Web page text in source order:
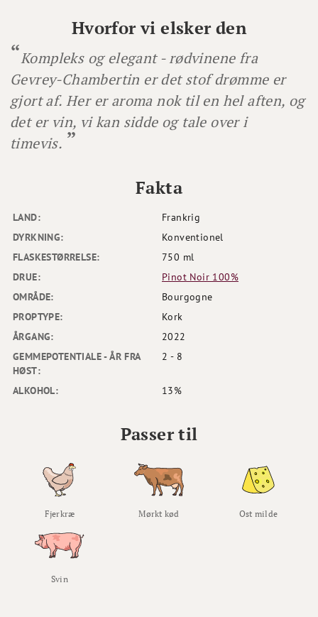
Hvorfor vi elsker den
Kompleks og elegant - rødvinene fra
Gevrey-Chambertin er det stof drømme er
gjort af. Her er aroma nok til en hel aften, og
det er vin, vi kan sidde og tale over i
timevis.
LAND:
Frankrig
DYRKNING:
Konventionel
FLASKESTØRRELSE:
750 ml
DRUE:
Pinot Noir 100%
OMRÅDE:
Bourgogne
PROPTYPE:
Kork
ÅRGANG:
2022
GEMMEPOTENTIALE - ÅR FRA
HØST:
2 - 8
ALKOHOL: 13%
Fakta
Passer til
Fjerkræ Mørkt kød Ost milde
Svin